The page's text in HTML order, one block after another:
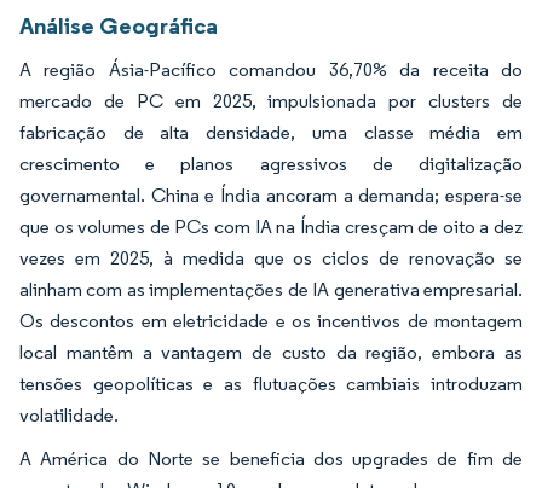
Análise Geográfica
A região Ásia-Pacífico comandou 36,70% da receita do
mercado de PC em 2025, impulsionada por clusters de
fabricação de alta densidade, uma classe média em
crescimento e planos agressivos de digitalização
governamental. China e Índia ancoram a demanda; espera-se
que os volumes de PCs com IA na Índia cresçam de oito a dez
vezes em 2025, à medida que os ciclos de renovação se
alinham com as implementações de IA generativa empresarial.
Os descontos em eletricidade e os incentivos de montagem
local mantêm a vantagem de custo da região, embora as
tensões geopolíticas e as flutuações cambiais introduzam
volatilidade.
A América do Norte se beneficia dos upgrades de fim de